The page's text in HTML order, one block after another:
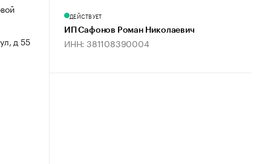
д 55
ДЕЙСТВУЕТ
ИП Сафонов Роман Николаевич
ИНН: 381108390004